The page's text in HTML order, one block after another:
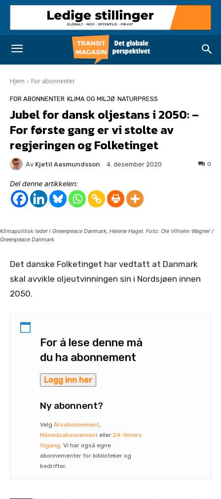
Hjem For abonnenter
FOR ABONNENTER KLIMA OG MILJØ NATURPRESS
Jubel for dansk oljestans i 2050: –
For første gang er vi stolte av
regjeringen og Folketinget
Av Kjetil Aasmundsson 4. desember 2020 0
Del denne artikkelen:
Klimapolitisk leder i Greenpeace Danmark, Helene Hagel. Foto: Ole Vilhelm Wagner /
Greenpeace Danmark
Det danske Folketinget har vedtatt at Danmark
skal avvikle oljeutvinningen sin i Nordsjøen innen
2050.
For å lese denne må
du ha abonnement
Logg inn her
Ny abonnent?
Velg Årsabonnement,
Månedsabonnement eller 24-timers
tilgang. Vi har også egne
abonnementer for biblioteker og
bedrifter.